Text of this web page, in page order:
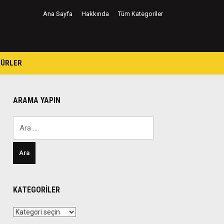
Ana Sayfa Hakkında Tüm Kategoriler
ARAMA YAPIN
KATEGORILER
Kategoriler